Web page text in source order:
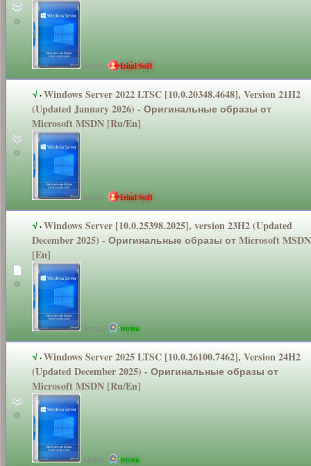
Автор: Izual Soft
√·Windows Server 2022 LTSC [10.0.20348.4648], Version 21H2
(Updated January 2026) - Оригинальныеобразы от
Microsoft MSDN [Ru/En]
Автор: Izual Soft
√·Windows Server [10.0.25398.2025], version 23H2 (Updated
December 2025) - Оригинальныеобразы от Microsoft MSDN
[En]
Автор: wowa
√·Windows Server 2025 LTSC [10.0.26100.7462], Version 24H2
(Updated December 2025) - Оригинальныеобразы от
Microsoft MSDN [Ru/En]
Автор: wowa